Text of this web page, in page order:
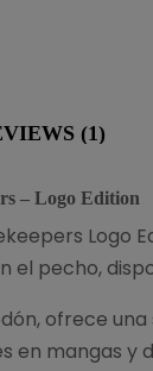
(1)
– Logo Edition
Logo
el pecho,
ofrece
en mangas y